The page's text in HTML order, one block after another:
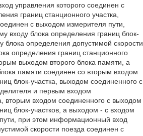
управления которого соединен с
границ станционного участка,
с выходом измерителя пути,
входу блока определения границ блок-
блока определения допустимой скорости
определения границ станционного
выходом второго блока памяти, а
памяти соединен со вторым входом
блок-участка, выходом соединенного с
и первым входом
вторым входом соединенного с выходом
блок-участков, а выходом - с входом
при этом информационный вход
скорости поезда соединен с